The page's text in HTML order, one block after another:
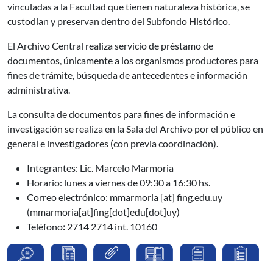
vinculadas a la Facultad que tienen naturaleza histórica, se
custodian y preservan dentro del Subfondo Histórico.
El Archivo Central realiza servicio de préstamo de
documentos, únicamente a los organismos productores para
fines de trámite, búsqueda de antecedentes e información
administrativa.
La consulta de documentos para fines de información e
investigación se realiza en la Sala del Archivo por el público en
general e investigadores (con previa coordinación).
Integrantes: Lic. Marcelo Marmoria
Horario: lunes aviernes de 09:30 a 16:30 hs.
Correo electrónico: mmarmoria [at] fing.edu.uy
(mmarmoria[at]fing[dot]edu[dot]uy)
Teléfono: 2714 2714 int. 10160